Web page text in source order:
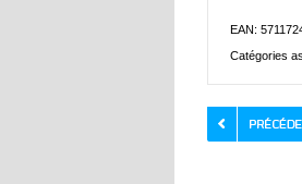
EAN:
Catégories